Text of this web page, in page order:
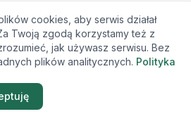
cookies, aby serwis działał
Twoją zgodą korzystamy też z
jak używasz serwisu. Bez
plików analitycznych. Polityka